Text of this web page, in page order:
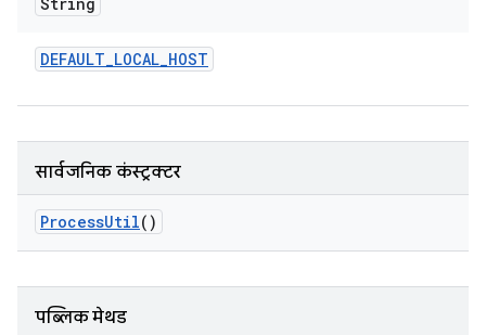
DEFAULT_LOCAL_HOST
सार्वजनिक कंस्ट्रक्टर
ProcessUtil()
पब्लिक मेथड